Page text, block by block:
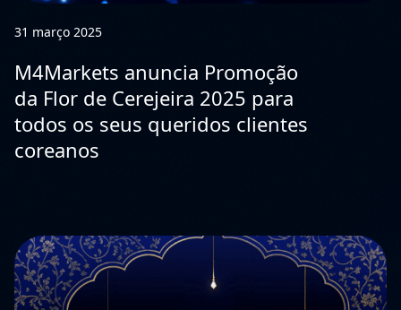
31 março 2025
M4Markets anuncia Promoção
da Flor de Cerejeira 2025 para
todos os seus queridos clientes
coreanos